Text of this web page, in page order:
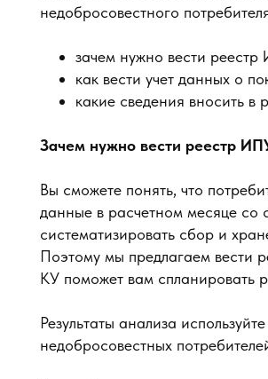
недобросовестного
зачем нужно вести реестр
как вести учет данных о
какие сведения вносить в
Зачем нужно вести реестр
Вы сможете понять, что
данные в расчетном месяце со
систематизировать сбор и
Поэтому мы предлагаем вести
КУ поможет вам спланировать
Результаты анализа
недобросовестных